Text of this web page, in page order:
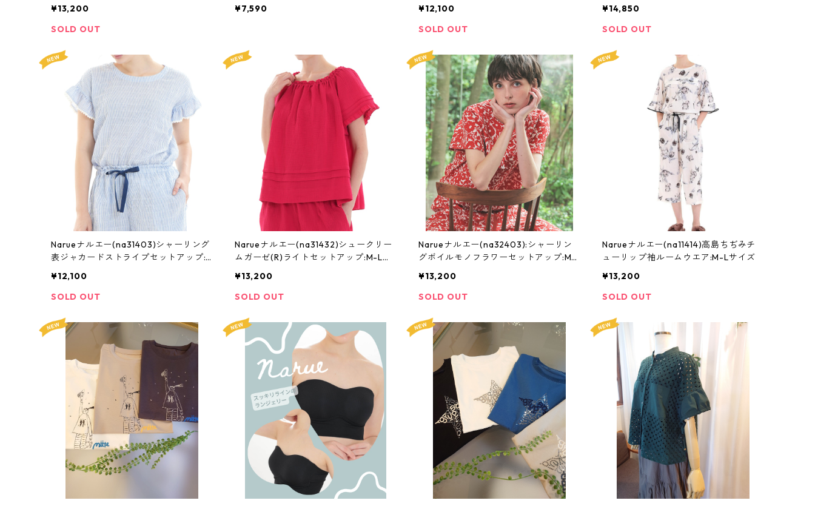
¥13,200
SOLD OUT
¥7,590
¥12,100
SOLD OUT
¥14,850
SOLD OUT
Narueナルエー(na31403)シャーリング
表ジャカードストライプセットアップ:
¥12,100
SOLD OUT
Narueナルエー(na31432)シュークリー
ムガーゼ(R)ライトセットアップ:M-Lサ
¥13,200
SOLD OUT
Narueナルエー(na32403):シャーリン
グボイルモノフラワーセットアップ:M-
¥13,200
SOLD OUT
Narueナルエー(na11414)高島ちぢみチ
ューリップ袖ルームウエア:M-Lサイズ
¥13,200
SOLD OUT